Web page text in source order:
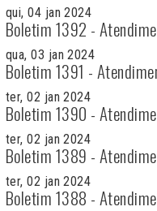
qui, 04 jan 2024
Boletim 1392 -
qua, 03 jan 2024
Boletim 1391 -
ter, 02 jan 2024
Boletim 1390 -
ter, 02 jan 2024
Boletim 1389 -
ter, 02 jan 2024
Boletim 1388 -